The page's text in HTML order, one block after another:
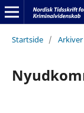
Startside / Arkiver